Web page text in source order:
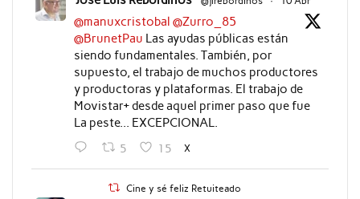
@manuxcristobal @Zurro_85
@BrunetPau Las ayudas públicas están
siendo fundamentales. También, por
supuesto, el trabajo de muchos productores
y productoras y plataformas. El trabajo de
Movistar+ desde aquel primer paso que fue
La peste... EXCEPCIONAL.
5 15 X
Cine y sé feliz Retuiteado